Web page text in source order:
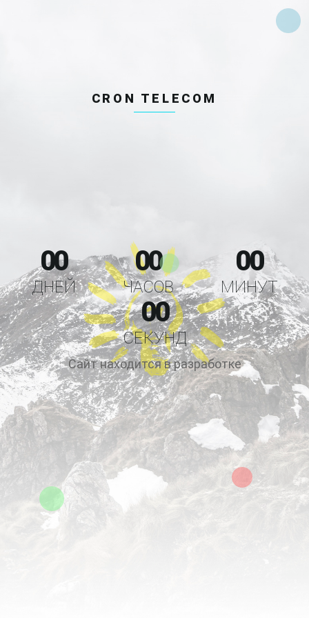
CRON TELECOM
00
ДНЕЙ
00
ЧАСОВ
00
МИНУТ
00
СЕКУНД
Сайт находится в разработке